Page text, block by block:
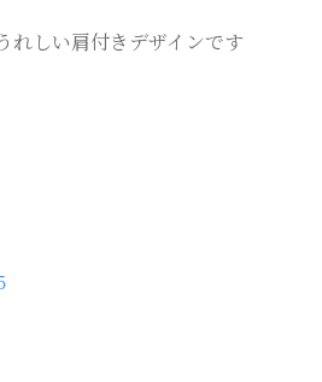
れしい肩付きデザインです